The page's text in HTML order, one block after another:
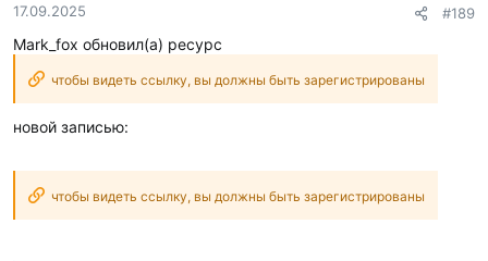
17.09.2025 #189
Mark_fox обновил(а) ресурс
чтобы видеть ссылку, вы должны быть зарегистрированы
новой записью:
чтобы видеть ссылку, вы должны быть зарегистрированы